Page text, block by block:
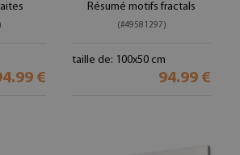
€
Résumé motifs fractals
(#49581297)
taille de: 100x50 cm
94.99 €